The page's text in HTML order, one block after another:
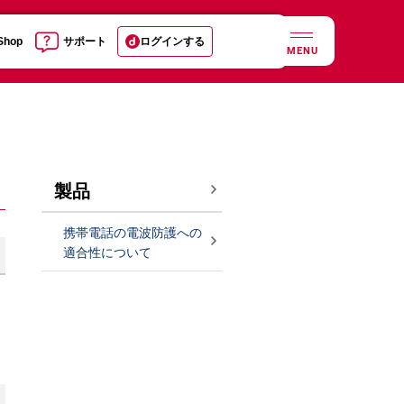
サポート ログインする
MENU
製品
携帯電話の電波防護への
適合性について